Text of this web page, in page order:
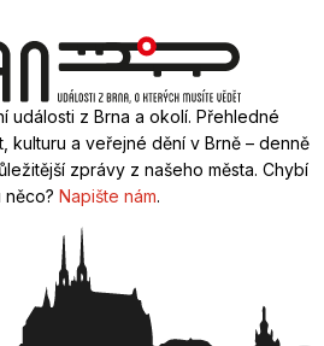
události z Brna a okolí. Přehledné
kulturu a veřejné dění v Brně – denně
zprávy z našeho města. Chybí
něco? Napište nám.